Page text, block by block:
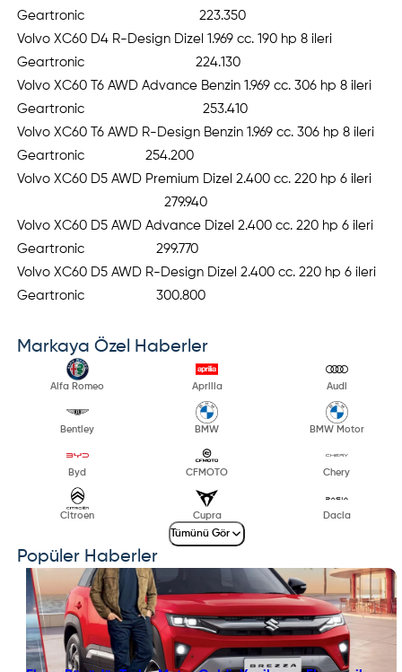
Geartronic 223.350
Volvo XC60 D4 R-Design Dizel 1.969 cc. 190 hp 8 ileri
Geartronic 224.130
Volvo XC60 T6 AWD Advance Benzin 1.969 cc. 306 hp 8 ileri
Geartronic 253.410
Volvo XC60 T6 AWD R-Design Benzin 1.969 cc. 306 hp 8 ileri
Geartronic 254.200
Volvo XC60 D5 AWD Premium Dizel 2.400 cc. 220 hp 6 ileri
279.940
Volvo XC60 D5 AWD Advance Dizel 2.400 cc. 220 hp 6 ileri
Geartronic 299.770
Volvo XC60 D5 AWD R-Design Dizel 2.400 cc. 220 hp 6 ileri
Geartronic 300.800
Markaya Özel Haberler
Alfa Romeo Aprilia Audi
Bentley BMW BMW Motor
Byd CFMOTO Chery
Citroen Cupra Dacia
Tümünü Gör
Popüler Haberler